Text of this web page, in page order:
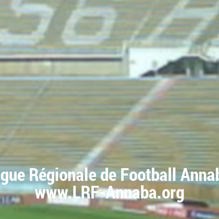
Régionale de Football
www.LRF-Annaba.org